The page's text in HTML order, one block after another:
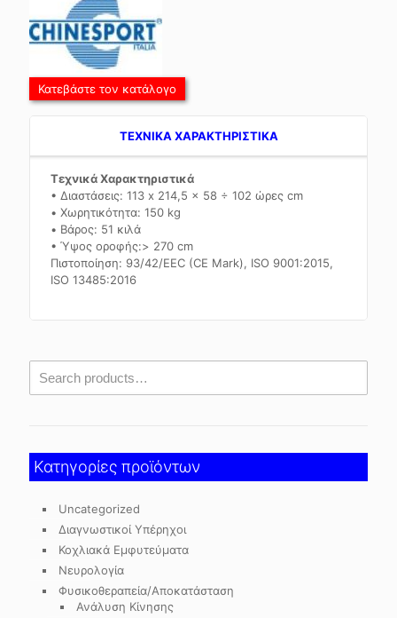
Κατεβάστε τον κατάλογο
TEXNIKA ΧΑΡΑΚΤΗΡΙΣΤΙΚΑ
Τεχνικά Χαρακτηριστικά
• Διαστάσεις: 113 x 214,5 x 58 ÷ 102 ώρες cm
• Χωρητικότητα: 150 kg
• Βάρος: 51 κιλά
• Ύψος οροφής:> 270 cm
Πιστοποίηση: 93/42/EEC (CE Mark), ISO 9001:2015,
ISO 13485:2016
Κατηγορίες προϊόντων
Uncategorized
Διαγνωστικοί Υπέρηχοι
Κοχλιακά Εμφυτεύματα
Νευρολογία
Φυσικοθεραπεία/Αποκατάσταση
Ανάλυση Κίνησης